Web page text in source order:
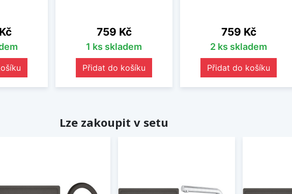
Cena
759 Kč
1 ks skladem
Přidat do košíku
Cena
759 Kč
2 ks skladem
Přidat do košíku
Lze zakoupit v setu